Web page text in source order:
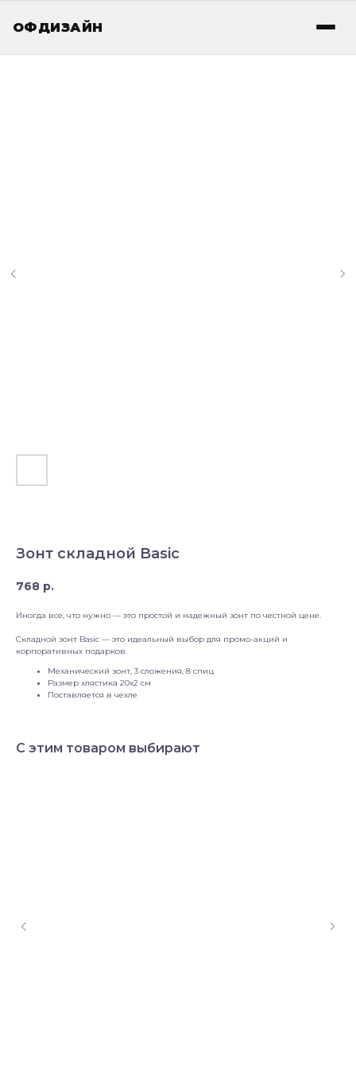
ОФДИЗАЙН
Зонт складной Basic
768 р.
Иногда все, что нужно — это простой и надежный зонт по честной цене.
Складной зонт Basic — это идеальный выбор для промо-акций и
корпоративных подарков.
Механический зонт, 3 сложения, 8 спиц
Размер хлястика 20х2 см
Поставляется в чехле
С этим товаром выбирают